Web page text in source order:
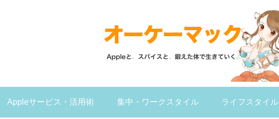
Appleサービス・活用術 集中・ワークスタイル ライフスタイル